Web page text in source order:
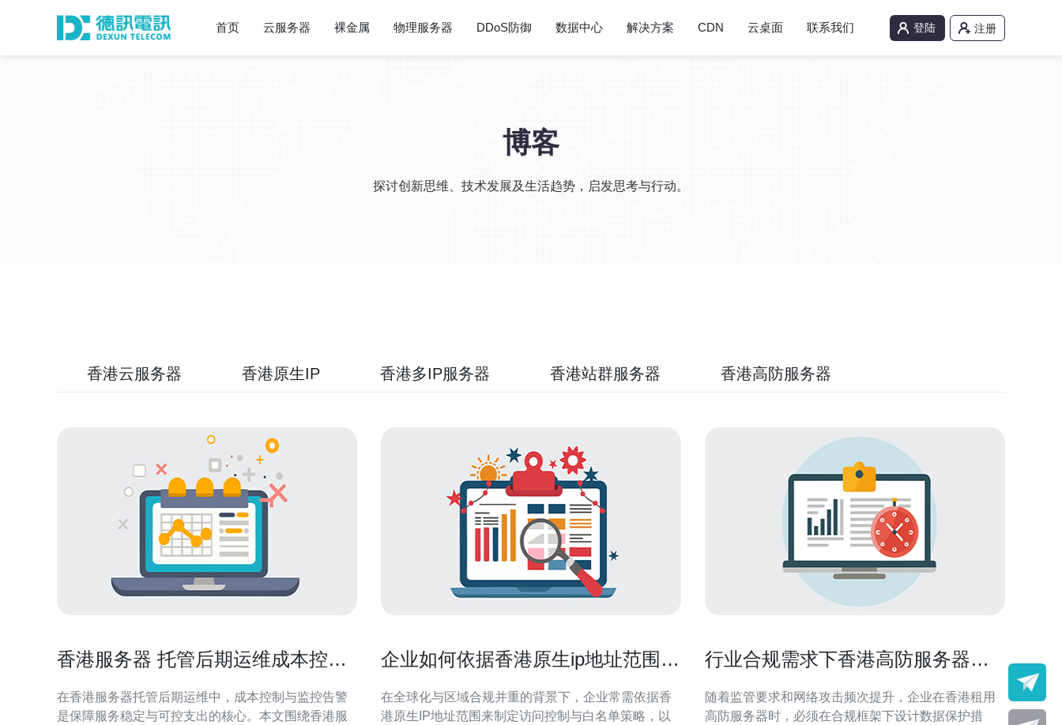
首页 云服务器 裸金属 物理服务器 DDoS防御 数据中心 解决方案 CDN 云桌面 联系我们 登陆 注册
博客
探讨创新思维、技术发展及生活趋势，启发思考与行动。
香港云服务器 香港原生IP 香港多IP服务器 香港站群服务器 香港高防服务器
香港服务器 托管后期运维成本控制
在香港服务器托管后期运维中，成本控制与监控告警
是保障服务稳定与可控支出的核心。本文围绕香港服
企业如何依据香港原生ip地址范围做
在全球化与区域合规并重的背景下，企业常需依据香
港原生IP地址范围来制定访问控制与白名单策略，以
行业合规需求下香港高防服务器租
随着监管要求和网络攻击频次提升，企业在香港租用
高防服务器时，必须在合规框架下设计数据保护措